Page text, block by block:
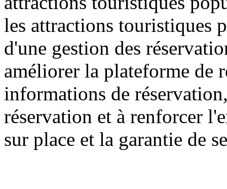
les attractions touristiques
d'une gestion des
améliorer la plateforme de
informations de
réservation et à renforcer
sur place et la garantie de